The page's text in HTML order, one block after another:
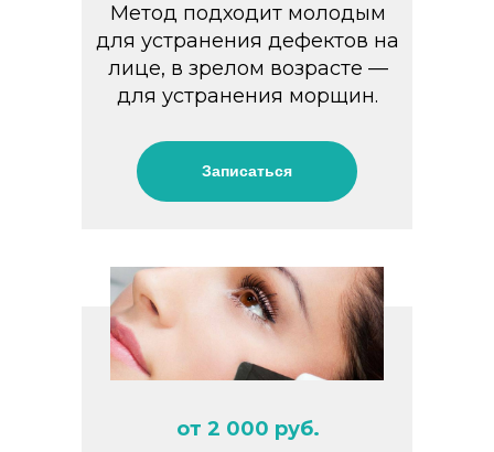
Метод подходит молодым
для устранения дефектов на
лице, в зрелом возрасте —
для устранения морщин.
от 2 000 руб.
Записаться